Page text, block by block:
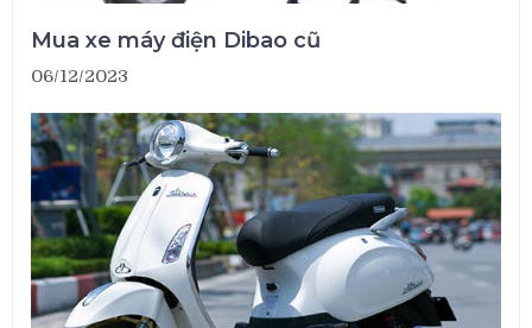
Mua xe máy điện Dibao cũ
06/12/2023